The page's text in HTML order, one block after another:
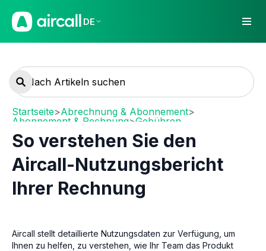
DE
Startseite>Abrechnung & Abonnement>
Abonnement & Rechnung>Gebühren
So verstehen Sie den
Aircall-Nutzungsbericht
Ihrer Rechnung
Aircall stellt detaillierte Nutzungsdaten zur Verfügung, um
Ihnen zu helfen, zu verstehen, wie Ihr Team das Produkt